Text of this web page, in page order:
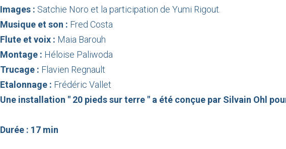
Images : Satchie Noro et la participation de Yumi Rigout.
Musique et son : Fred Costa
Flute et voix : Maia Barouh
Montage : Héloise Paliwoda
Trucage : Flavien Regnault
Etalonnage : Frédéric Vallet
Une installation " 20 pieds sur terre " a été conçue par Silvain Ohl
Durée : 17 min